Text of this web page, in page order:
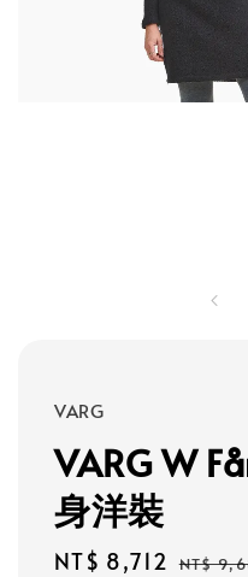
VARG
VARG W
身洋裝
Sale
NT$ 8,712 NT$